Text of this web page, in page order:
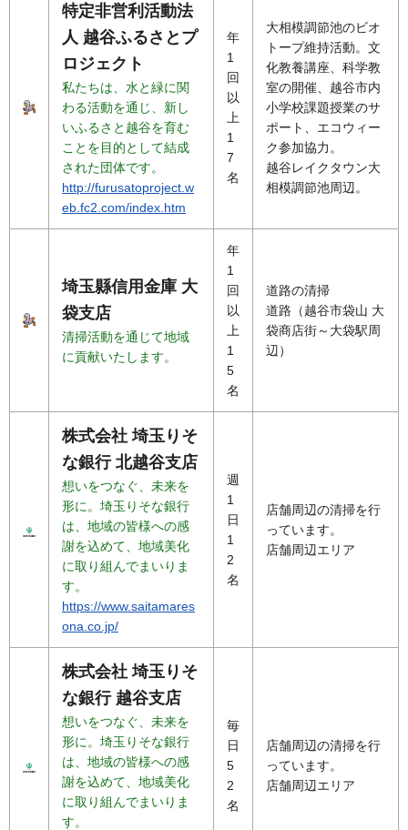
特定非営利活動法
人 越谷ふるさとプ
ロジェクト
私たちは、水と緑に関
わる活動を通じ、新し
いふるさと越谷を育む
ことを目的として結成
された団体です。
http://furusatoproject.w
eb.fc2.com/index.htm
年
1
回
以
上
1
7
名
大相模調節池のビオ
トープ維持活動。文
化教養講座、科学教
室の開催、越谷市内
小学校課題授業のサ
ポート、エコウィー
ク参加協力。
越谷レイクタウン大
相模調節池周辺。
埼玉縣信用金庫 大
袋支店
清掃活動を通じて地域
に貢献いたします。
年
1
回
以
上
1
5
名
道路の清掃
道路（越谷市袋山 大
袋商店街～大袋駅周
辺）
株式会社 埼玉りそ
な銀行 北越谷支店
想いをつなぐ、未来を
形に。埼玉りそな銀行
は、地域の皆様への感
謝を込めて、地域美化
に取り組んでまいりま
す。
https://www.saitamares
ona.co.jp/
週
1
日
1
2
名
店舗周辺の清掃を行
っています。
店舗周辺エリア
株式会社 埼玉りそ
な銀行 越谷支店
想いをつなぐ、未来を
形に。埼玉りそな銀行
は、地域の皆様への感
謝を込めて、地域美化
に取り組んでまいりま
す。
毎
日
5
2
名
店舗周辺の清掃を行
っています。
店舗周辺エリア